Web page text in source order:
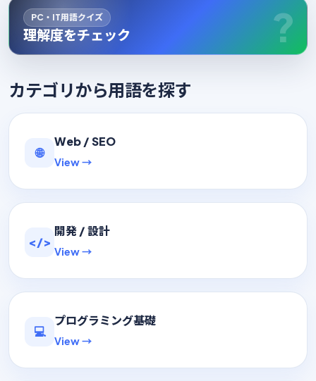
PC・IT用語クイズ
理解度をチェック
カテゴリから用語を探す
🌐
Web / SEO
View →
</>
開発 / 設計
View →
💻
プログラミング基礎
View →